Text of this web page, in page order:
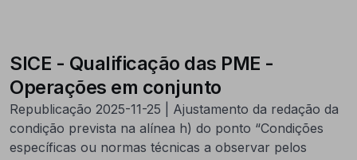
SICE - Qualificação das PME -
Operações em conjunto
Republicação 2025-11-25 | Ajustamento da redação da
condição prevista na alínea h) do ponto “Condições
específicas ou normas técnicas a observar pelos